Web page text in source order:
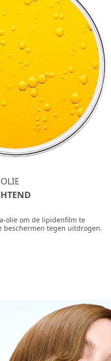
olie om de lipidenfilm te
beschermen tegen uitdrogen.